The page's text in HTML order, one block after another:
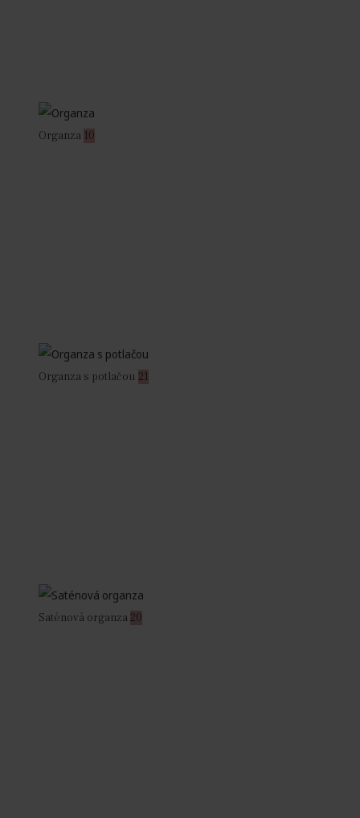
Organza 10
Organza s potlačou 21
Saténová organza 20